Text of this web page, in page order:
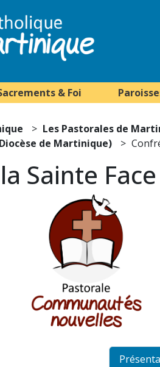
& Foi
Les Pastorales de
de Martinique)
Sainte